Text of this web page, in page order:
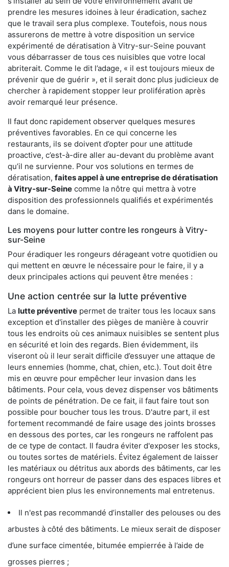
prendre les mesures idoines à leur éradication, sachez
que le travail sera plus complexe. Toutefois, nous nous
assurerons de mettre à votre disposition un service
expérimenté de dératisation à Vitry-sur-Seine pouvant
vous débarrasser de tous ces nuisibles que votre local
abriterait. Comme le dit l’adage, « il est toujours mieux de
prévenir que de guérir », et il serait donc plus judicieux de
chercher à rapidement stopper leur prolifération après
avoir remarqué leur présence.
Il faut donc rapidement observer quelques mesures
préventives favorables. En ce qui concerne les
restaurants, ils se doivent d’opter pour une attitude
proactive, c’est-à-dire aller au-devant du problème avant
qu’il ne survienne. Pour vos solutions en termes de
dératisation, faites appel à une entreprise de dératisation
à Vitry-sur-Seine comme la nôtre qui mettra à votre
disposition des professionnels qualifiés et expérimentés
dans le domaine.
Les moyens pour lutter contre les rongeurs à Vitry-
sur-Seine
Pour éradiquer les rongeurs dérageant votre quotidien ou
qui mettent en œuvre le nécessaire pour le faire, il y a
deux principales actions qui peuvent être menées :
Une action centrée sur la lutte préventive
La lutte préventive permet de traiter tous les locaux sans
exception et d'installer des pièges de manière à couvrir
tous les endroits où ces animaux nuisibles se sentent plus
en sécurité et loin des regards. Bien évidemment, ils
viseront où il leur serait difficile d’essuyer une attaque de
leurs ennemies (homme, chat, chien, etc.). Tout doit être
mis en œuvre pour empêcher leur invasion dans les
bâtiments. Pour cela, vous devez dispenser vos bâtiments
de points de pénétration. De ce fait, il faut faire tout son
possible pour boucher tous les trous. D'autre part, il est
fortement recommandé de faire usage des joints brosses
en dessous des portes, car les rongeurs ne raffolent pas
de ce type de contact. Il faudra éviter d'exposer les stocks,
ou toutes sortes de matériels. Évitez également de laisser
les matériaux ou détritus aux abords des bâtiments, car les
rongeurs ont horreur de passer dans des espaces libres et
apprécient bien plus les environnements mal entretenus.
Il n'est pas recommandé d’installer des pelouses ou des
arbustes à côté des bâtiments. Le mieux serait de disposer
d’une surface cimentée, bitumée empierrée à l’aide de
grosses pierres ;